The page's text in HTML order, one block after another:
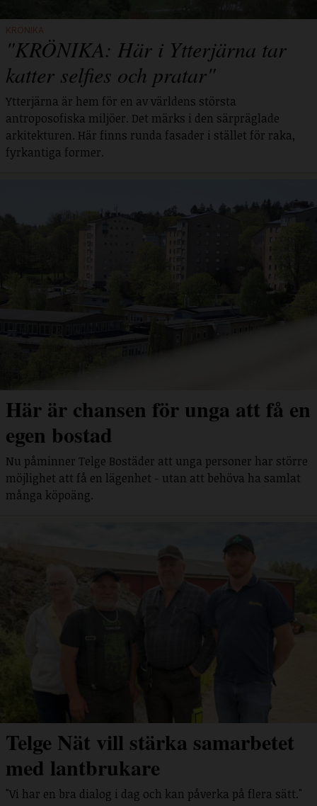
KRÖNIKA
"KRÖNIKA: Här i Ytterjärna tar
katter selfies och pratar"
Ytterjärna är hem för en av världens största
antroposofiska miljöer. Det märks i den särpräglade
arkitekturen. Här finns runda fasader i stället för raka,
fyrkantiga former.
Här är chansen för unga att få en
egen bostad
Nu påminner Telge Bostäder att unga personer har större
möjlighet att få en lägenhet - utan att behöva ha samlat
många köpoäng.
Telge Nät vill stärka samarbetet
med lantbrukare
"Vi har en bra dialog i dag och kan påverka på flera sätt."